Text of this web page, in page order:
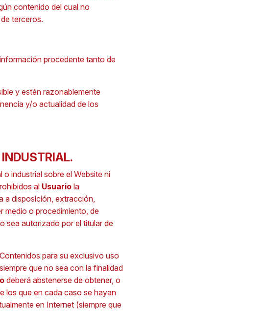
contenido del cual no
terceros.
procedente tanto de
y estén razonablemente
y/o actualidad de los
industrial sobre el Website ni
al Usuariola
a disposición, extracción,
medio o procedimiento, de
sea autorizado por el titular de
para su exclusivo uso
que no sea con la finalidad
deberá abstenerse de obtener, o
los que en cada caso se hayan
en Internet (siempre que